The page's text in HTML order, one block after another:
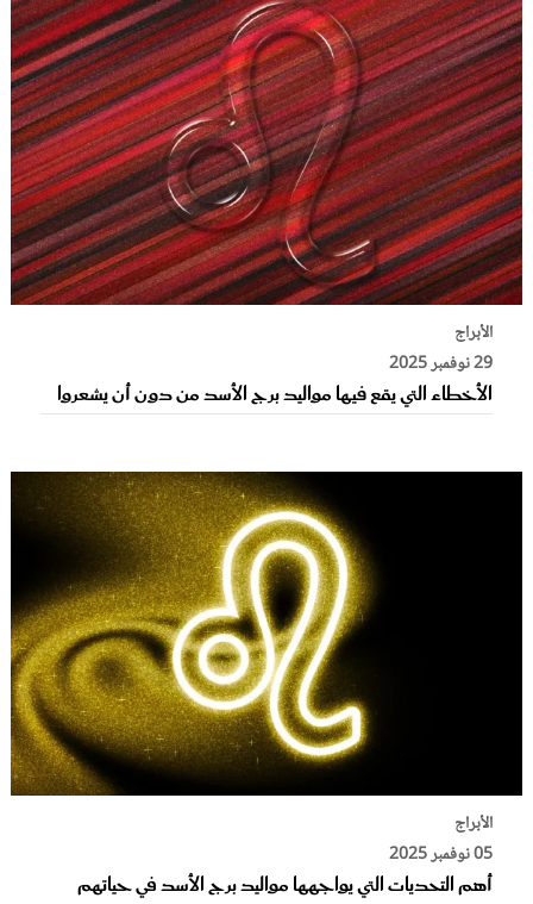
الأبراج
29 نوفمبر 2025
الأخطاء التي يقع فيها مواليد برج الأسد من دون أن يشعروا
الأبراج
05 نوفمبر 2025
أهم التحديات التي يواجهها مواليد برج الأسد في حياتهم